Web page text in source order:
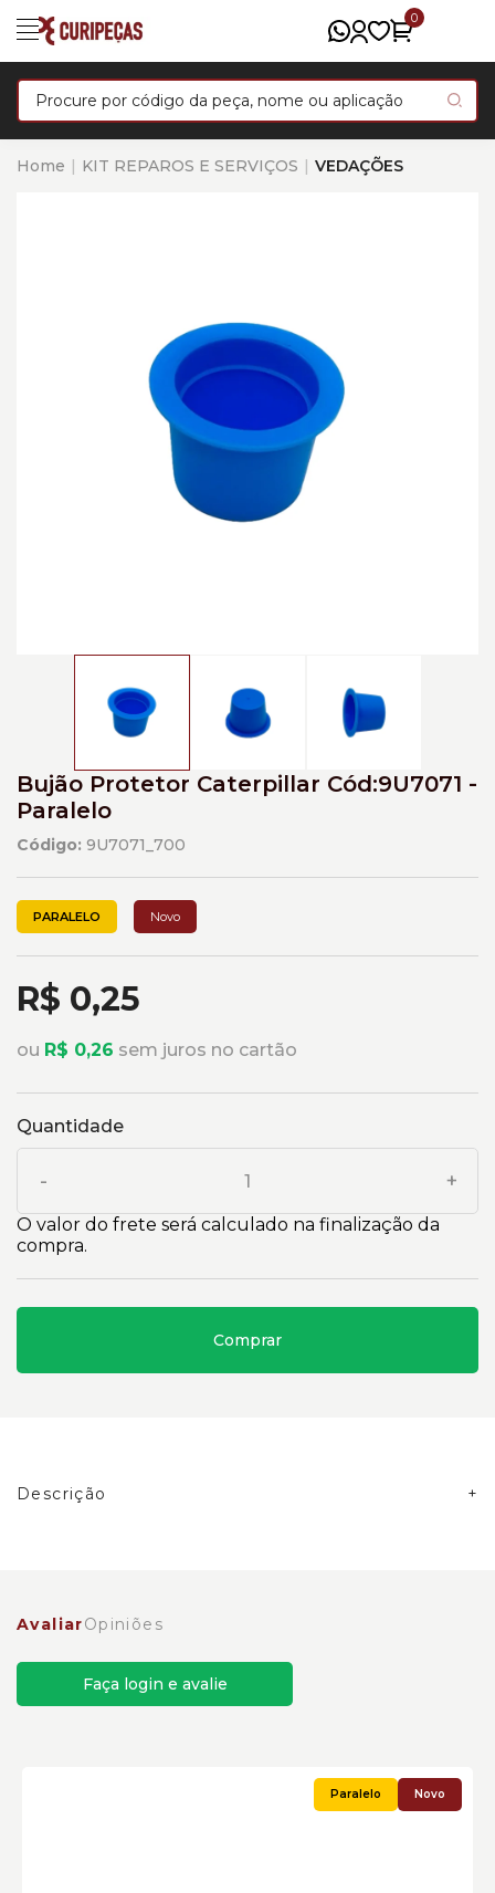
0
Home KIT REPAROS E SERVIÇOS VEDAÇÕES
Bujão Protetor Caterpillar Cód:9U7071 -
Paralelo
Código: 9U7071_700
PARALELO Novo
R$ 0,25
ou R$ 0,26 sem juros no cartão
Quantidade
- +
O valor do frete será calculado na finalização da
compra.
Comprar
Descrição
AvaliarOpiniões
Faça login e avalie
Novo